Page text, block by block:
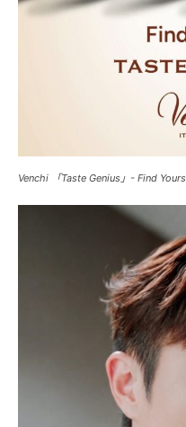
Venchi 「Taste Genius」- Find Yours